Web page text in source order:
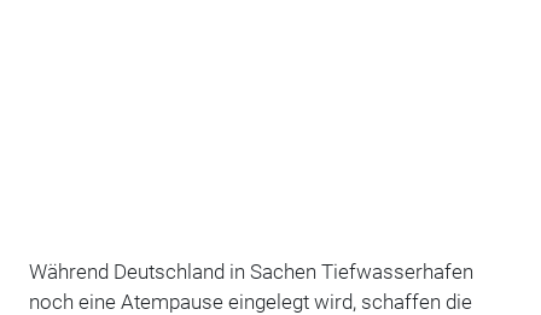
Während Deutschland in Sachen Tiefwasserhafen
noch eine Atempause eingelegt wird, schaffen die